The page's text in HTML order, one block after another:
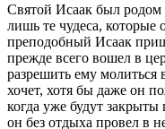
Святой Исаак был
лишь те чудеса, которые
преподобный Исаак
прежде всего вошел в
разрешить ему молиться
хочет, хотя бы даже он
когда уже будут
он без отдыха провел в